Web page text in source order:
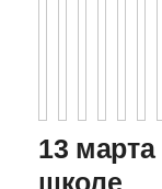
13
школе